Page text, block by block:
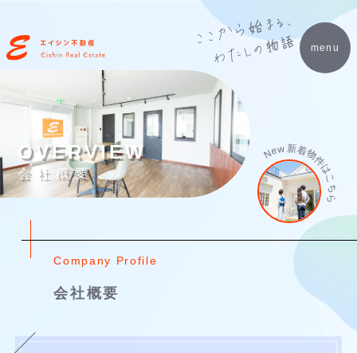
menu
OVERVIEW
会社概要
New新着物件はこちら
Company Profile
会社概要